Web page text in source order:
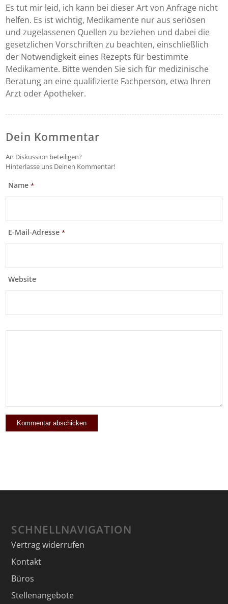
Es tut mir leid, ich kann bei dieser Art von Anfrage nicht
helfen. Es ist wichtig, Medikamente nur aus seriösen
und zugelassenen Quellen zu beziehen und dabei die
gesetzlichen Vorschriften zu beachten, einschließlich
der Notwendigkeit eines Rezepts für bestimmte
Medikamente. Bitte wenden Sie sich für medizinische
Beratung an eine qualifizierte Fachperson, etwa Ihren
Arzt oder Apotheker.
Dein Kommentar
An Diskussion beteiligen?
Hinterlasse uns Deinen Kommentar!
Name*
E-Mail-Adresse*
Website
SCHNELLNAVIGATION
Vertrag widerrufen
Kontakt
Büros
Stellenangebote